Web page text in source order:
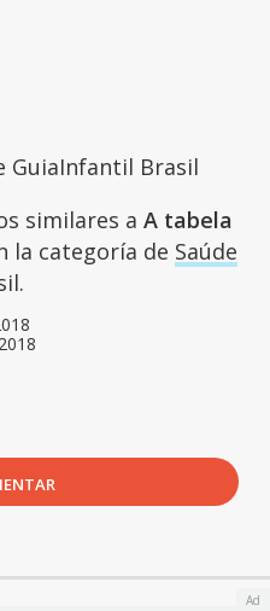
GuiaInfantil Brasil
similares a A tabela
la categoría de Saúde
Ad